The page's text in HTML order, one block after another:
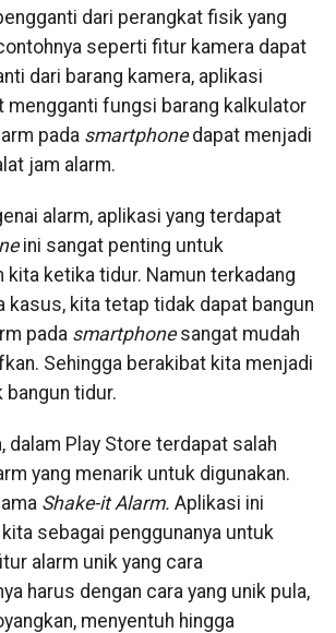
dari perangkat fisik yang
seperti fitur kamera dapat
dari barang kamera, aplikasi
mengganti fungsi barang kalkulator
pada smartphone dapat menjadi
jam alarm.
alarm, aplikasi yang terdapat
ini sangat penting untuk
kita ketika tidur. Namun terkadang
kasus, kita tetap tidak dapat bangun
pada smartphone sangat mudah
Sehingga berakibat kita menjadi
tidur.
dalam Play Store terdapat salah
yang menarik untuk digunakan.
Shake-it Alarm. Aplikasi ini
sebagai penggunanya untuk
alarm unik yang cara
harus dengan cara yang unik pula,
menyentuh hingga